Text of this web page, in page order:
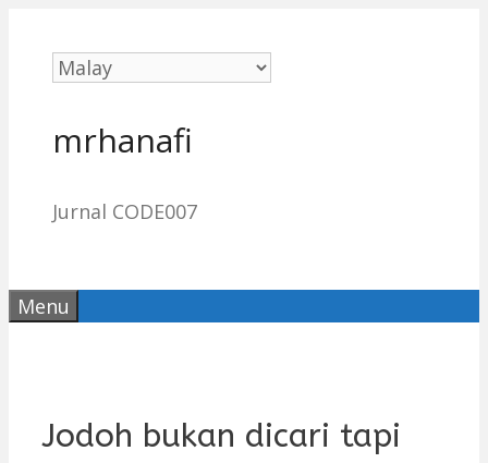
content
mrhanafi
Jurnal CODE007
Menu
Jodoh bukan dicari tapi